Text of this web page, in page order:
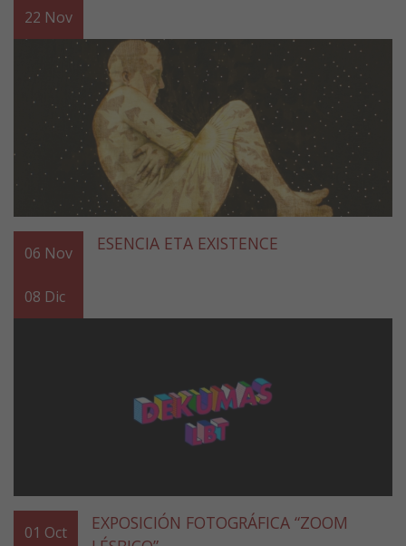
22 Nov
06 Nov
08 Dic
ESENCIA ETA EXISTENCE
01 Oct
EXPOSICIÓN FOTOGRÁFICA “ZOOM